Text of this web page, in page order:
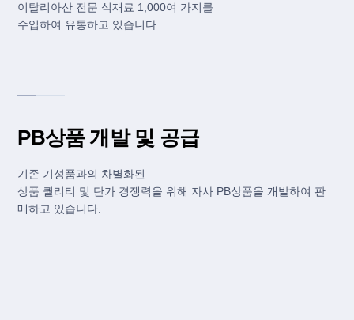
이탈리아산 전문 식재료 1,000여 가지를
수입하여 유통하고 있습니다.
PB상품 개발 및 공급
기존 기성품과의 차별화된
상품 퀄리티 및 단가 경쟁력을 위해 자사 PB상품을 개발하여 판
매하고 있습니다.